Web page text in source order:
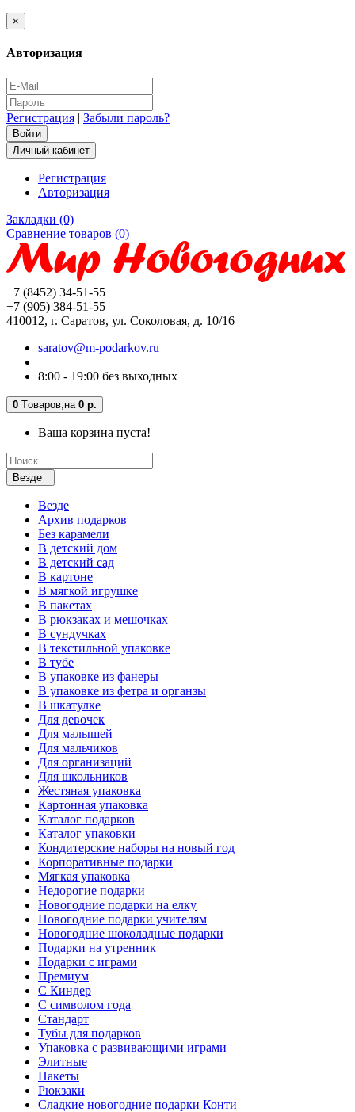
×
Авторизация
Регистрация | Забыли пароль?
Личный кабинет
Регистрация
Авторизация
Закладки (0)
Сравнение товаров (0)
+7 (8452) 34-51-55
+7 (905) 384-51-55
410012, г. Саратов, ул. Соколовая, д. 10/16
saratov@m-podarkov.ru
8:00 - 19:00 без выходных
0 Tоваров, на 0 р.
Ваша корзина пуста!
Везде
Везде
Архив подарков
Без карамели
В детский дом
В детский сад
В картоне
В мягкой игрушке
В пакетах
В рюкзаках и мешочках
В сундучках
В текстильной упаковке
В тубе
В упаковке из фанеры
В упаковке из фетра и органзы
В шкатулке
Для девочек
Для малышей
Для мальчиков
Для организаций
Для школьников
Жестяная упаковка
Картонная упаковка
Каталог подарков
Каталог упаковки
Кондитерские наборы на новый год
Корпоративные подарки
Мягкая упаковка
Недорогие подарки
Новогодние подарки на елку
Новогодние подарки учителям
Новогодние шоколадные подарки
Подарки на утренник
Подарки с играми
Премиум
С Киндер
С символом года
Стандарт
Тубы для подарков
Упаковка с развивающими играми
Элитные
Пакеты
Рюкзаки
Сладкие новогодние подарки Конти